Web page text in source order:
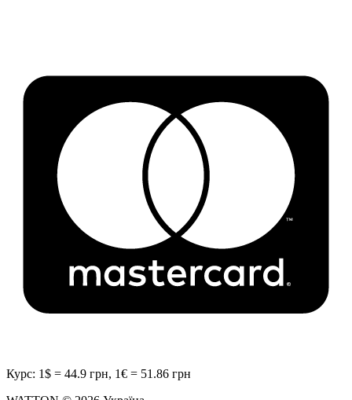
Курс: 1$ = 44.9 грн, 1€ = 51.86 грн